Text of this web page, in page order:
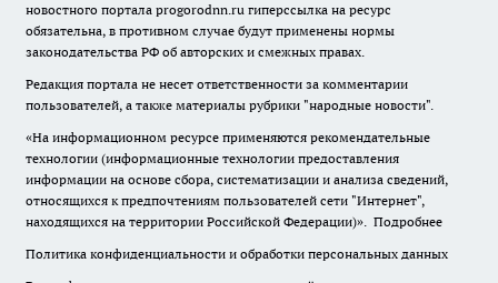
новостного портала progorodnn.ru гиперссылка на ресурс
обязательна, в противном случае будут применены нормы
законодательства РФ об авторских и смежных правах.
Редакция портала не несет ответственности за комментарии
пользователей, а также материалы рубрики "народные новости".
«На информационном ресурсе применяются рекомендательные
технологии (информационные технологии предоставления
информации на основе сбора, систематизации и анализа сведений,
относящихся к предпочтениям пользователей сети "Интернет",
находящихся на территории Российской Федерации)». Подробнее
Политика конфиденциальности и обработки персональных данных